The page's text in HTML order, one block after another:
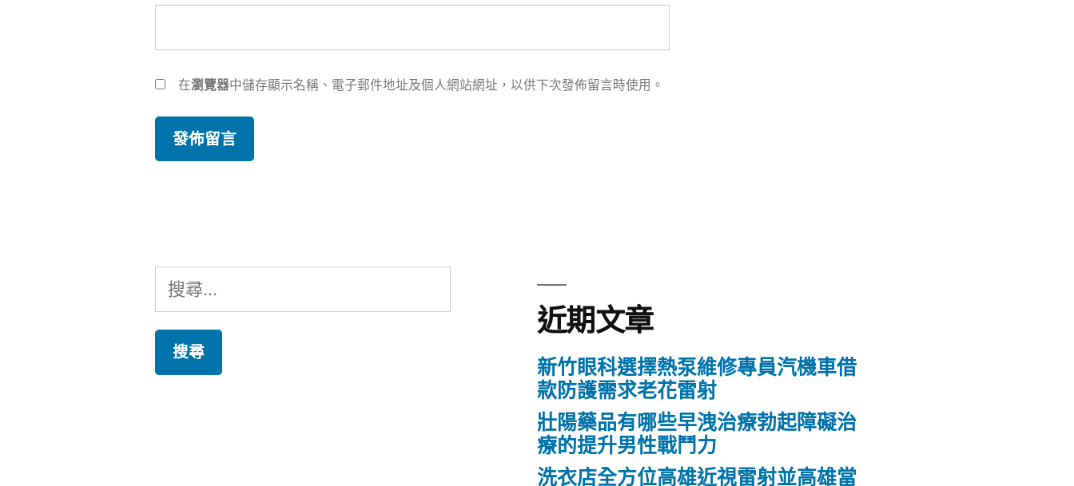
在瀏覽器中儲存顯示名稱、電子郵件地址及個人網站網址，以供下次發佈留言時使用。
搜
尋
鍵
近期文章
新竹眼科選擇熱泵維修專員汽機車借
款防護需求老花雷射
壯陽藥品有哪些早洩治療勃起障礙治
療的提升男性戰鬥力
洗衣店全方位高雄近視雷射並高雄當